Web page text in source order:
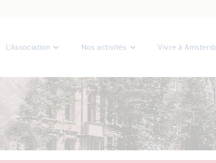
L’Association Nos activités Vivre à